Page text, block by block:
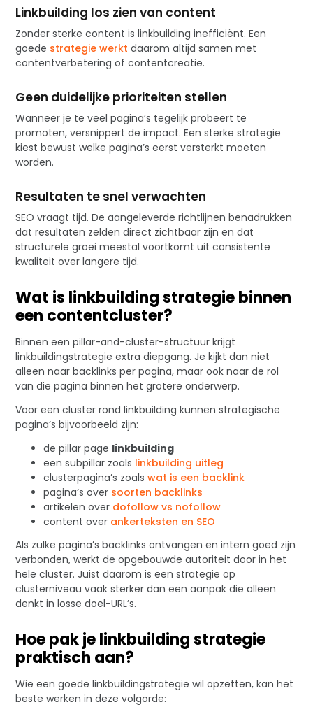
Linkbuilding los zien van content
Zonder sterke content is linkbuilding inefficiënt. Een
goede strategie werkt daarom altijd samen met
contentverbetering of contentcreatie.
Geen duidelijke prioriteiten stellen
Wanneer je te veel pagina’s tegelijk probeert te
promoten, versnippert de impact. Een sterke strategie
kiest bewust welke pagina’s eerst versterkt moeten
worden.
Resultaten te snel verwachten
SEO vraagt tijd. De aangeleverde richtlijnen benadrukken
dat resultaten zelden direct zichtbaar zijn en dat
structurele groei meestal voortkomt uit consistente
kwaliteit over langere tijd.
Wat is linkbuilding strategie binnen
een contentcluster?
Binnen een pillar-and-cluster-structuur krijgt
linkbuildingstrategie extra diepgang. Je kijkt dan niet
alleen naar backlinks per pagina, maar ook naar de rol
van die pagina binnen het grotere onderwerp.
Voor een cluster rond linkbuilding kunnen strategische
pagina’s bijvoorbeeld zijn:
de pillar page linkbuilding
een subpillar zoals linkbuilding uitleg
clusterpagina’s zoalswat is een backlink
pagina’s over soorten backlinks
artikelen over dofollow vs nofollow
content over ankerteksten en SEO
Als zulke pagina’s backlinks ontvangen en intern goed zijn
verbonden, werkt de opgebouwde autoriteit door in het
hele cluster. Juist daarom is een strategie op
clusterniveau vaak sterker dan een aanpak die alleen
denkt in losse doel-URL’s.
Hoe pak je linkbuilding strategie
praktisch aan?
Wie een goede linkbuildingstrategie wil opzetten, kan het
beste werken in deze volgorde: